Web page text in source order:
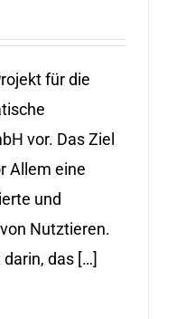
für die
vor. Das Ziel
Allem eine
und
Nutztieren.
das […]